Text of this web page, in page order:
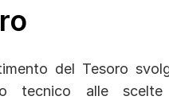
del Tesoro
tecnico alle